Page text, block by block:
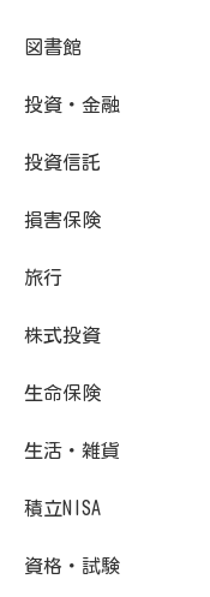
図書館
投資・金融
投資信託
損害保険
旅行
株式投資
生命保険
生活・雑貨
積立NISA
資格・試験